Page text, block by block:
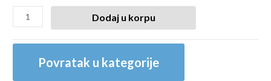
Dodaj u korpu
Povratak u kategorije